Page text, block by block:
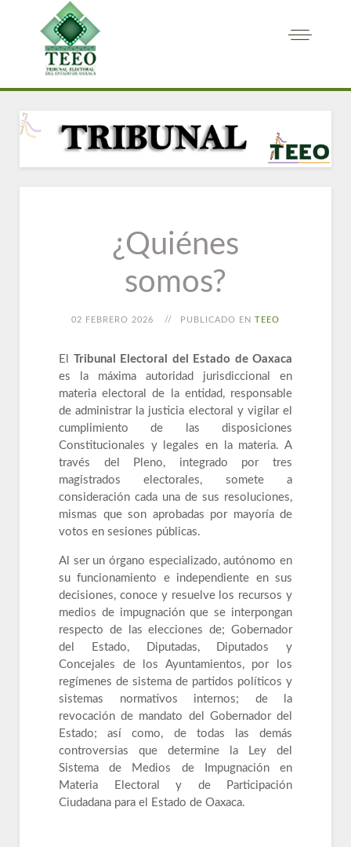
¿Quiénes
somos?
02 FEBRERO 2026 PUBLICADO EN TEEO
El Tribunal Electoral del Estado de Oaxaca
es la máxima autoridad jurisdiccional en
materia electoral de la entidad, responsable
de administrar la justicia electoral y vigilar el
cumplimiento de las disposiciones
Constitucionales y legales en la materia. A
través del Pleno, integrado por tres
magistrados electorales, somete a
consideración cada una de sus resoluciones,
mismas que son aprobadas por mayoría de
votos en sesiones públicas.
Al ser un órgano especializado, autónomo en
su funcionamiento e independiente en sus
decisiones, conoce y resuelve los recursos y
medios de impugnación que se interpongan
respecto de las elecciones de; Gobernador
del Estado, Diputadas, Diputados y
Concejales de los Ayuntamientos, por los
regímenes de sistema de partidos políticos y
sistemas normativos internos; de la
revocación de mandato del Gobernador del
Estado; así como, de todas las demás
controversias que determine la Ley del
Sistema de Medios de Impugnación en
Materia Electoral y de Participación
Ciudadana para el Estado de Oaxaca.